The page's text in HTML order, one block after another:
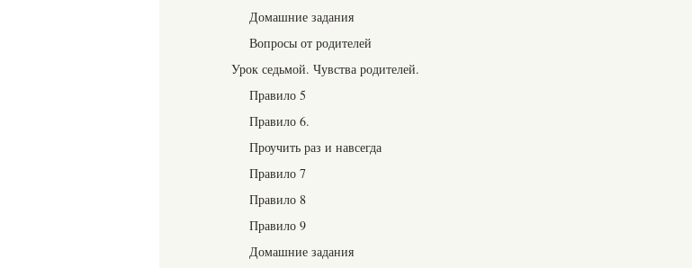
Домашние задания
Вопросы от родителей
Урок седьмой. Чувства родителей.
Правило 5
Правило 6.
Проучить раз и навсегда
Правило 7
Правило 8
Правило 9
Домашние задания